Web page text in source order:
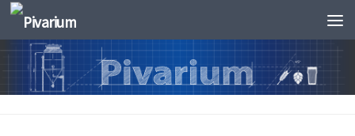
Skip to content